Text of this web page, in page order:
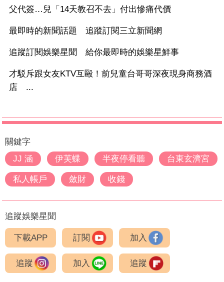
父代簽…兒「14天教召不去」付出慘痛代價
最即時的新聞話題 追蹤訂閱三立新聞網
追蹤訂閱娛樂星聞 給你最即時的娛樂星鮮事
才駁斥跟女友KTV互毆！前兒童台哥哥深夜現身商務酒
店 ...
關鍵字
JJ 涵
伊芙蝶 半夜停看聽 台東玄濟宮
私人帳戶 斂財 收錢
追蹤娛樂星聞
下載APP 訂閱 加入
追蹤 加入 追蹤